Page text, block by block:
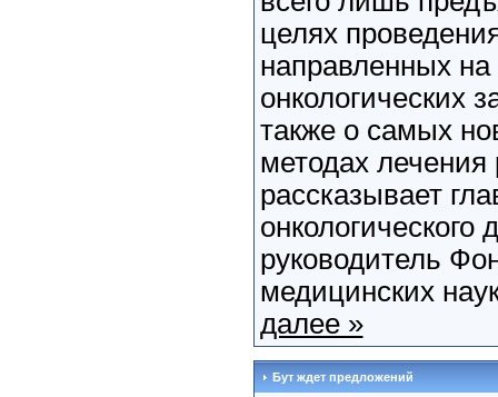
целях
направленных
онкологических
также о самых
методах лечения
рассказывает
онкологического
руководитель
медицинских
далее »
Бут ждет предложений